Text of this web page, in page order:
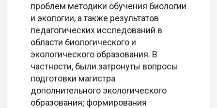
проблем методики обучения биологии
и экологии, а также результатов
педагогических исследований в
области биологического и
экологического образования. В
частности, были затронуты вопросы
подготовки магистра
дополнительного экологического
образования; формирования